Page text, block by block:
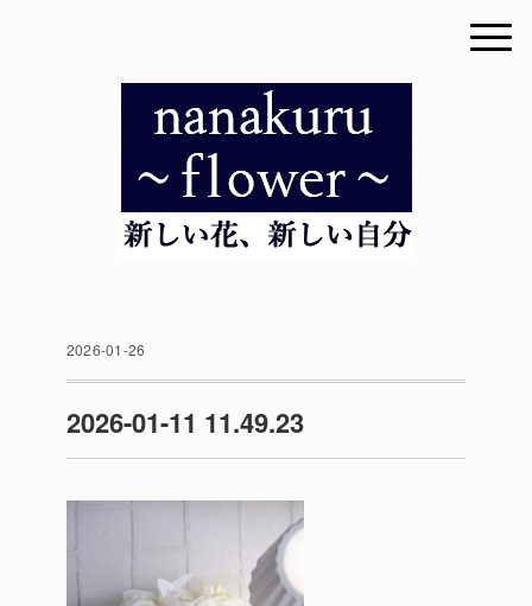
2026-01-26
2026-01-11 11.49.23